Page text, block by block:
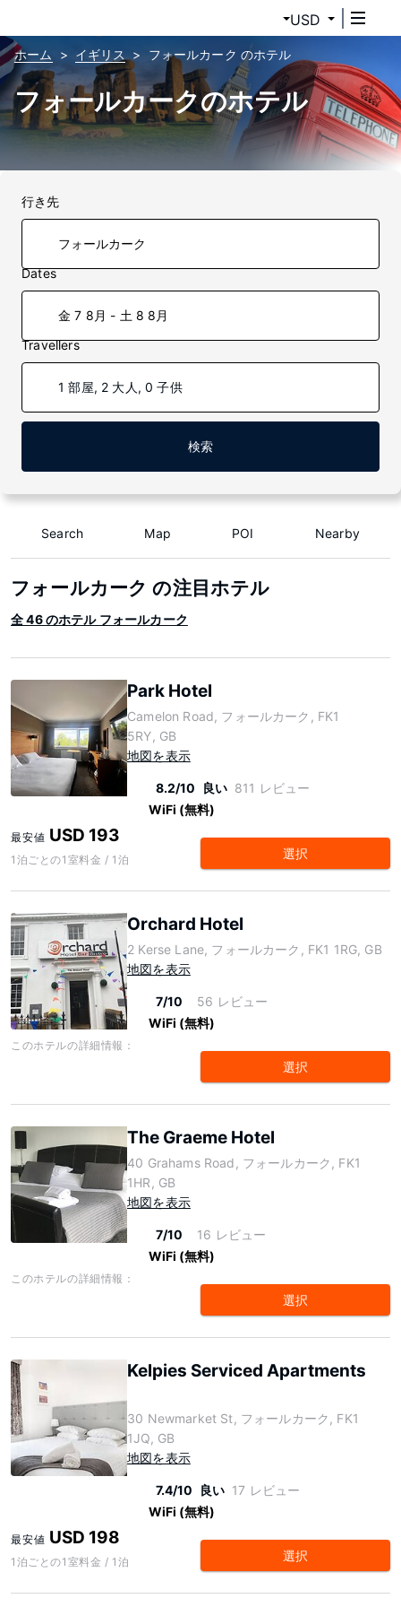
USD
ホーム イギリス フォールカーク のホテル
フォールカークのホテル
行き先
Dates
金 7 8月 - 土 8 8月
Travellers
1 部屋, 2 大人, 0 子供
検索
Search Map POI Nearby
フォールカーク の注目ホテル
全 46 のホテル フォールカーク
Park Hotel
Camelon Road, フォールカーク, FK1
5RY, GB
地図を表示
8.2/10 良い 811 レビュー
WiFi (無料)
最安値 USD 193
1泊ごとの1室料金 / 1泊 選択
Orchard Hotel
2 Kerse Lane, フォールカーク, FK1 1RG, GB
地図を表示
7/10
56 レビュー
WiFi (無料)
このホテルの詳細情報：
選択
The Graeme Hotel
40 Grahams Road, フォールカーク, FK1
1HR, GB
地図を表示
7/10
16 レビュー
WiFi (無料)
このホテルの詳細情報：
選択
Kelpies Serviced Apartments
30 Newmarket St, フォールカーク, FK1
1JQ, GB
地図を表示
7.4/10 良い 17 レビュー
WiFi (無料)
最安値 USD 198
1泊ごとの1室料金 / 1泊 選択